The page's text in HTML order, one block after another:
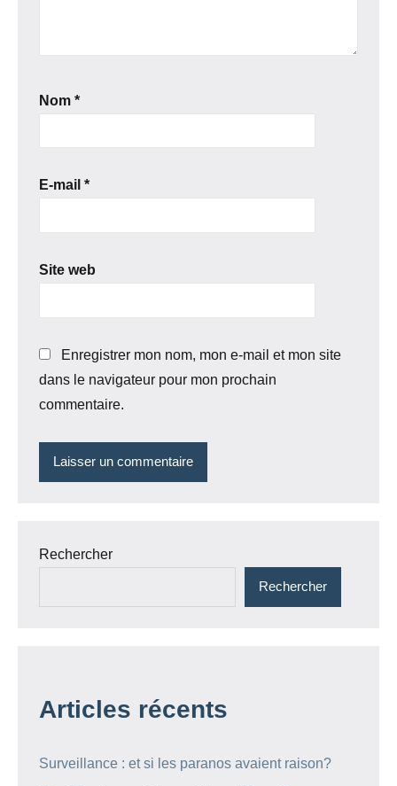
Nom *
E-mail *
Site web
Enregistrer mon nom, mon e-mail et mon site
dans le navigateur pour mon prochain
commentaire.
Rechercher
Rechercher
Articles récents
Surveillance : et si les paranos avaient raison?